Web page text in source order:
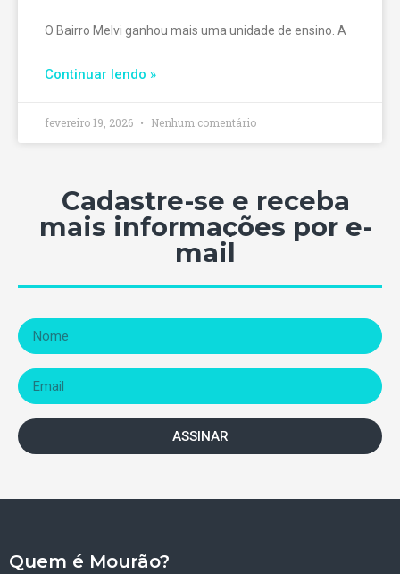
O Bairro Melvi ganhou mais uma unidade de ensino. A
Continuar lendo »
fevereiro 19, 2026 Nenhum comentário
Cadastre-se e receba
mais informações por e-
mail
ASSINAR
Quem é Mourão?